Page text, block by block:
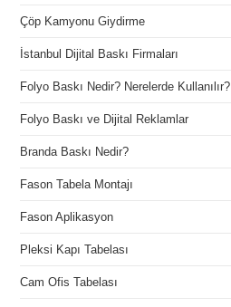
Çöp Kamyonu Giydirme
İstanbul Dijital Baskı Firmaları
Folyo Baskı Nedir? Nerelerde Kullanılır?
Folyo Baskı ve Dijital Reklamlar
Branda Baskı Nedir?
Fason Tabela Montajı
Fason Aplikasyon
Pleksi Kapı Tabelası
Cam Ofis Tabelası